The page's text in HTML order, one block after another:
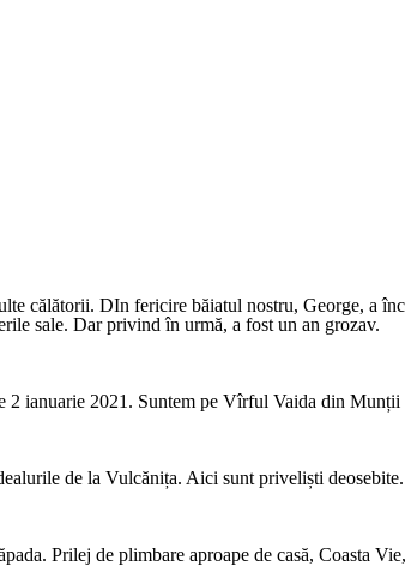
călătorii. DIn fericire băiatul nostru, George, a
sale. Dar privind în urmă, a fost un an grozav.
2 ianuarie 2021. Suntem pe Vîrful Vaida din Munții
de la Vulcănița. Aici sunt priveliști deosebite.
Prilej de plimbare aproape de casă, Coasta